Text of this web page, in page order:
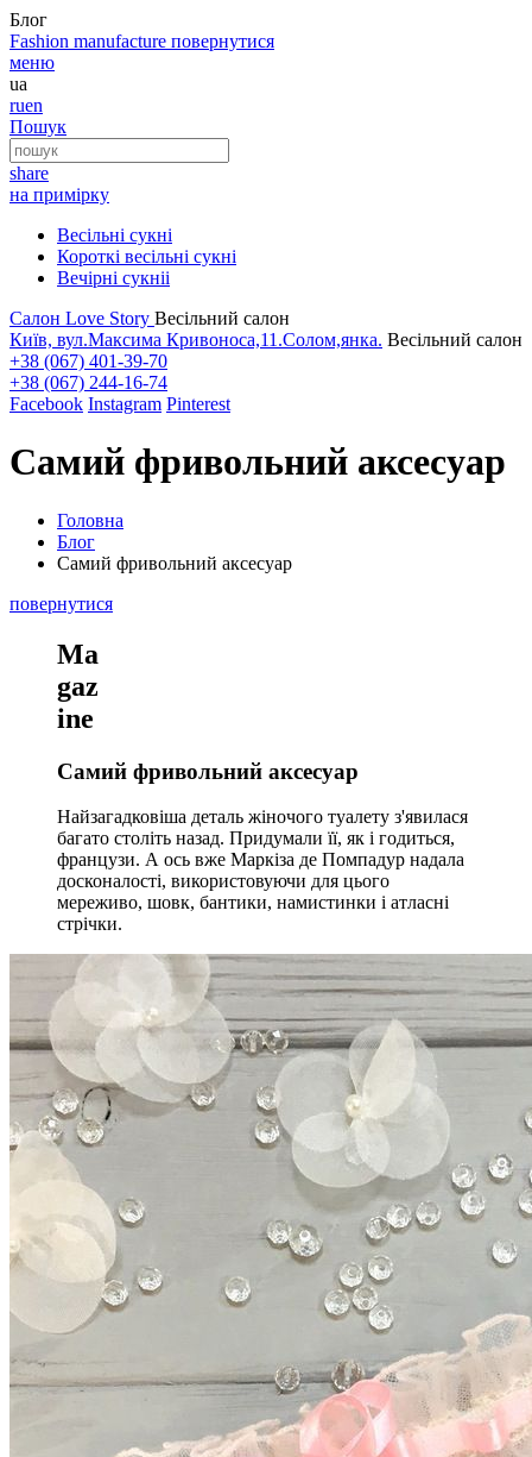
Блог
Fashion manufacture повернутися
меню
ua
ruen
Пошук
share
на примірку
Весільні сукні
Короткі весільні сукні
Вечірні сукніі
Салон Love Story Весільний салон
Київ, вул.Максима Кривоноса,11.Солом,янка. Весільний салон
+38 (067) 401-39-70
+38 (067) 244-16-74
Facebook Instagram Pinterest
Самий фривольний аксесуар
Головна
Блог
Самий фривольний аксесуар
повернутися
Ma
gaz
ine
Самий фривольний аксесуар
Найзагадковіша деталь жіночого туалету з'явилася
багато століть назад. Придумали її, як і годиться,
французи. А ось вже Маркіза де Помпадур надала
досконалості, використовуючи для цього
мереживо, шовк, бантики, намистинки і атласні
стрічки.